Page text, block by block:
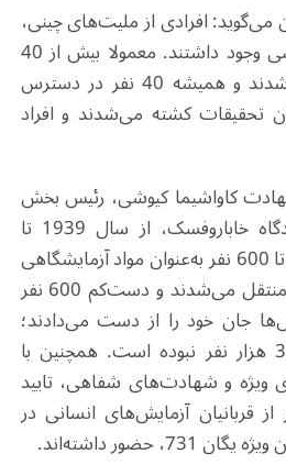
می‌گوید: افرادی از ملیت‌های چینی،
کره‌ای، مغول و گاهی روسی وجود داشتند. معمولا بیش از 40
نفر در انبار نگهداری می‌شدند و همیشه 40 نفر در دسترس
تحقیقات کشته می‌شدند و افراد
کاواشیما کیوشی، رئیس بخش
چهارم یگان 731، در دادگاه خاباروفسک، از سال 1939 تا
1945، سالانه حدود 400 تا 600 نفر به‌عنوان مواد آزمایشگاهی
به زندان ستاد یگان 731 منتقل می‌شدند و دست‌کم 600 نفر
جان خود را از دست می‌دادند؛
مجموع قربانیان کمتر از 3 هزار نفر نبوده است. همچنین با
ویژه و شهادت‌های شفاهی، تایید
هزار و 549 نفر از قربانیان آزمایش‌های انسانی در
حضور داشته‌اند
.